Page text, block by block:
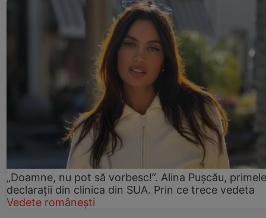
„Doamne, nu pot să vorbesc!”. Alina Pușcău, primele
declarații din clinica din SUA. Prin ce trece vedeta
Vedete românești